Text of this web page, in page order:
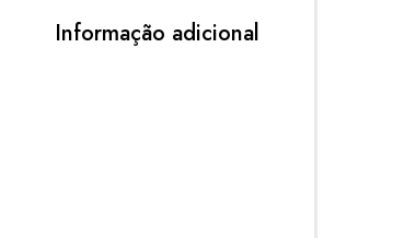
Informação adicional